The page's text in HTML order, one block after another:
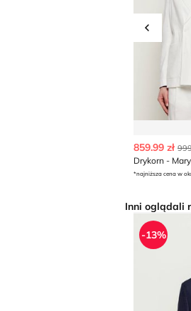
Przesuń
859.99 zł
Drykorn -
*najniższa cena w
Inni oglądali
-13%